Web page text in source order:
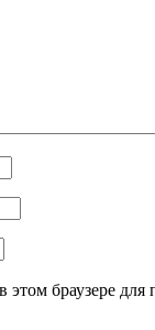
этом браузере